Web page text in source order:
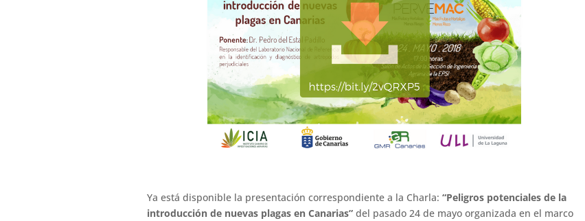
Ya está disponible la presentación correspondiente a la Charla: “Peligros potenciales de la
introducción de nuevas plagas en Canarias”del pasado 24 de mayo organizada en el marco